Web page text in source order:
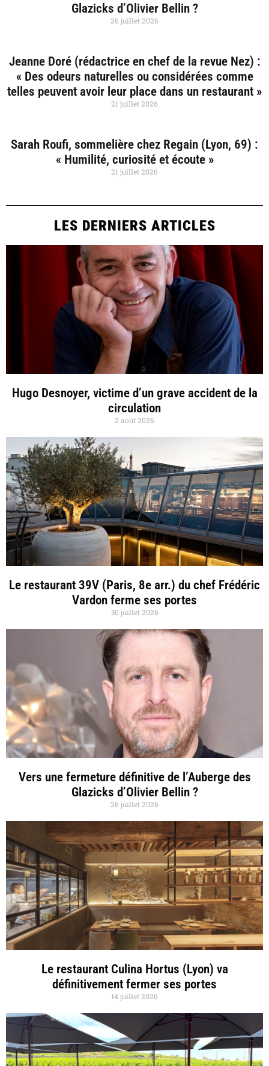
Glazicks d’Olivier Bellin ?
26 juillet 2026
Jeanne Doré (rédactrice en chef de la revue Nez) :
« Des odeurs naturelles ou considérées comme
telles peuvent avoir leur place dans un restaurant »
21 juillet 2026
Sarah Roufi, sommelière chez Regain (Lyon, 69) :
« Humilité, curiosité et écoute »
21 juillet 2026
LES DERNIERS ARTICLES
Hugo Desnoyer, victime d’un grave accident de la
circulation
2 août 2026
Le restaurant 39V (Paris, 8e arr.) du chef Frédéric
Vardon ferme ses portes
30 juillet 2026
Vers une fermeture définitive de l’Auberge des
Glazicks d’Olivier Bellin ?
26 juillet 2026
Le restaurant Culina Hortus (Lyon) va
définitivement fermer ses portes
14 juillet 2026